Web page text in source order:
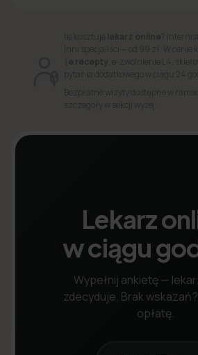
Ile kosztujelekarz online ?
Inni specjaliści — od 99 zł. W cenie
( e recepty , e-zwolnienie L4,
pytania dodatkowego w ciągu 24
Bezpłatne wizyty dostępne w
szczegóły w sekcji wyżej.
Lekarz
w ciągu
Wypełnij ankietę —
zdecyduje. Brak
opłatę.